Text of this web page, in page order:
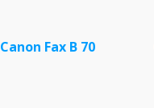
Canon Fax B 70